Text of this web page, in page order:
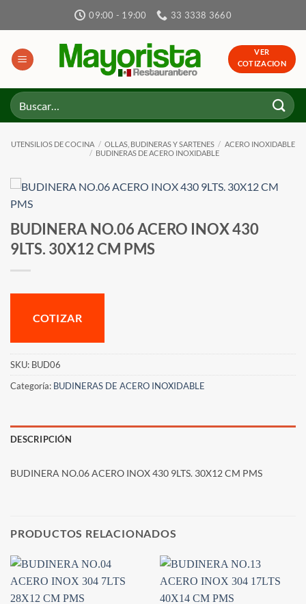
09:00 - 19:00 33 3338 3660
VER
COTIZACION
Buscar
por:
UTENSILIOS DE COCINA / OLLAS, BUDINERAS Y SARTENES / ACERO INOXIDABLE
/ BUDINERAS DE ACERO INOXIDABLE
BUDINERA NO.06 ACERO INOX 430
9LTS. 30X12 CM PMS
COTIZAR
SKU: BUD06
Categoría: BUDINERAS DE ACERO INOXIDABLE
DESCRIPCIÓN
BUDINERA NO.06 ACERO INOX 430 9LTS. 30X12 CM PMS
PRODUCTOS RELACIONADOS